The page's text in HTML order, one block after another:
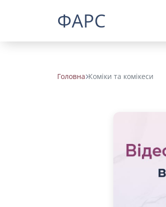
ФАРС
Головна Коміки та комікеси